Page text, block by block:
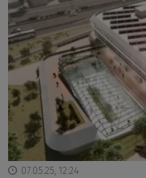
07.05.25, 12:24